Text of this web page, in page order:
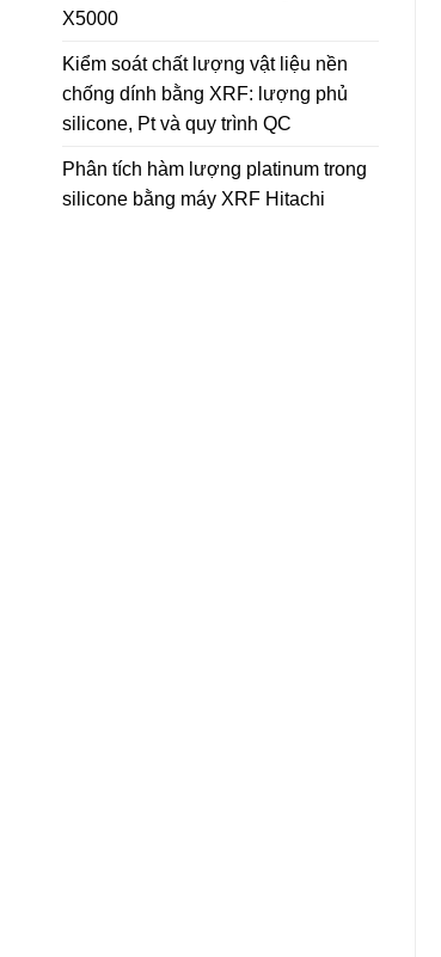
X5000
Kiểm soát chất lượng vật liệu nền
chống dính bằng XRF: lượng phủ
silicone, Pt và quy trình QC
Phân tích hàm lượng platinum trong
silicone bằng máy XRF Hitachi